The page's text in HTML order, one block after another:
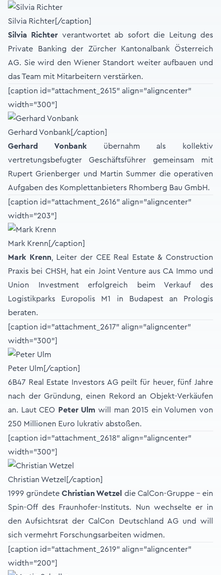
Silvia Richter[/caption]
Silvia Richter verantwortet ab sofort die Leitung des
Private Banking der Zürcher Kantonalbank Österreich
AG. Sie wird den Wiener Standort weiter aufbauen und
das Team mit Mitarbeitern verstärken.
[caption id="attachment_2615" align="aligncenter"
width="300"]
Gerhard Vonbank[/caption]
Gerhard Vonbankübernahm als kollektiv
vertretungsbefugter Geschäftsführer gemeinsam mit
Rupert Grienberger und Martin Summer die operativen
Aufgaben des Komplettanbieters Rhomberg Bau GmbH.
[caption id="attachment_2616" align="aligncenter"
width="203"]
Mark Krenn[/caption]
Mark Krenn, Leiter der CEE Real Estate & Construction
Praxis bei CHSH, hat ein Joint Venture aus CA Immo und
Union Investment erfolgreich beim Verkauf des
Logistikparks Europolis M1 in Budapest an Prologis
beraten.
[caption id="attachment_2617" align="aligncenter"
width="300"]
Peter Ulm[/caption]
6B47 Real Estate Investors AG peilt für heuer, fünf Jahre
nach der Gründung, einen Rekord an Objekt-Verkäufen
an. Laut CEO Peter Ulm will man 2015 ein Volumen von
250 Millionen Euro lukrativ abstoßen.
[caption id="attachment_2618" align="aligncenter"
width="300"]
Christian Wetzel[/caption]
1999 gründeteChristian Wetzel die CalCon-Gruppe - ein
Spin-Off des Fraunhofer-Instituts. Nun wechselte er in
den Aufsichtsrat der CalCon Deutschland AG und will
sich vermehrt Forschungsarbeiten widmen.
[caption id="attachment_2619" align="aligncenter"
width="200"]